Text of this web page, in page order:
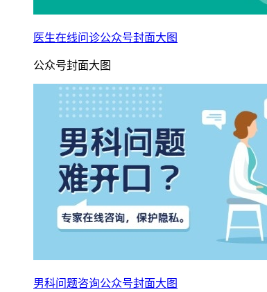
医生在线问诊公众号封面大图
公众号封面大图
男科问题咨询公众号封面大图